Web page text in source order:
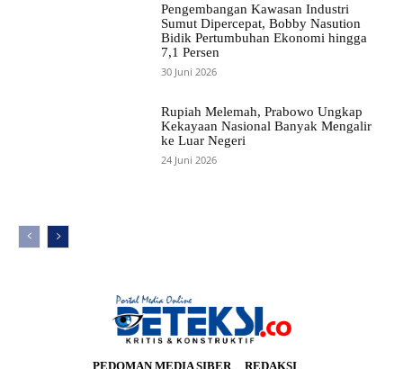
Pengembangan Kawasan Industri
Sumut Dipercepat, Bobby Nasution
Bidik Pertumbuhan Ekonomi hingga
7,1 Persen
30 Juni 2026
Rupiah Melemah, Prabowo Ungkap
Kekayaan Nasional Banyak Mengalir
ke Luar Negeri
24 Juni 2026
PEDOMAN MEDIA SIBER
REDAKSI